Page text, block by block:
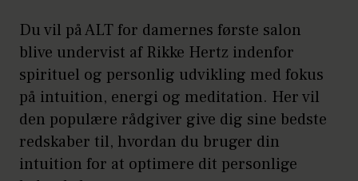
Du vil på ALT for damernes første salon
blive undervist af Rikke Hertz indenfor
spirituel og personlig udvikling med fokus
på intuition, energi og meditation. Her vil
den populære rådgiver give dig sine bedste
redskaber til, hvordan du bruger din
intuition for at optimere dit personlige